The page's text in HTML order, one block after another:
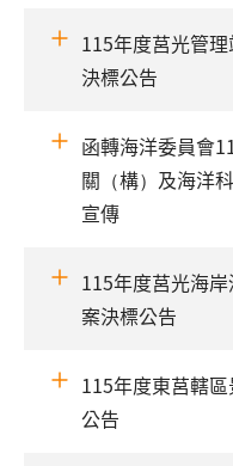
115年度莒光管
決標公告
函轉海洋委員會
關（構）及海洋
宣傳
115年度莒光海
案決標公告
115年度東莒轄
公告